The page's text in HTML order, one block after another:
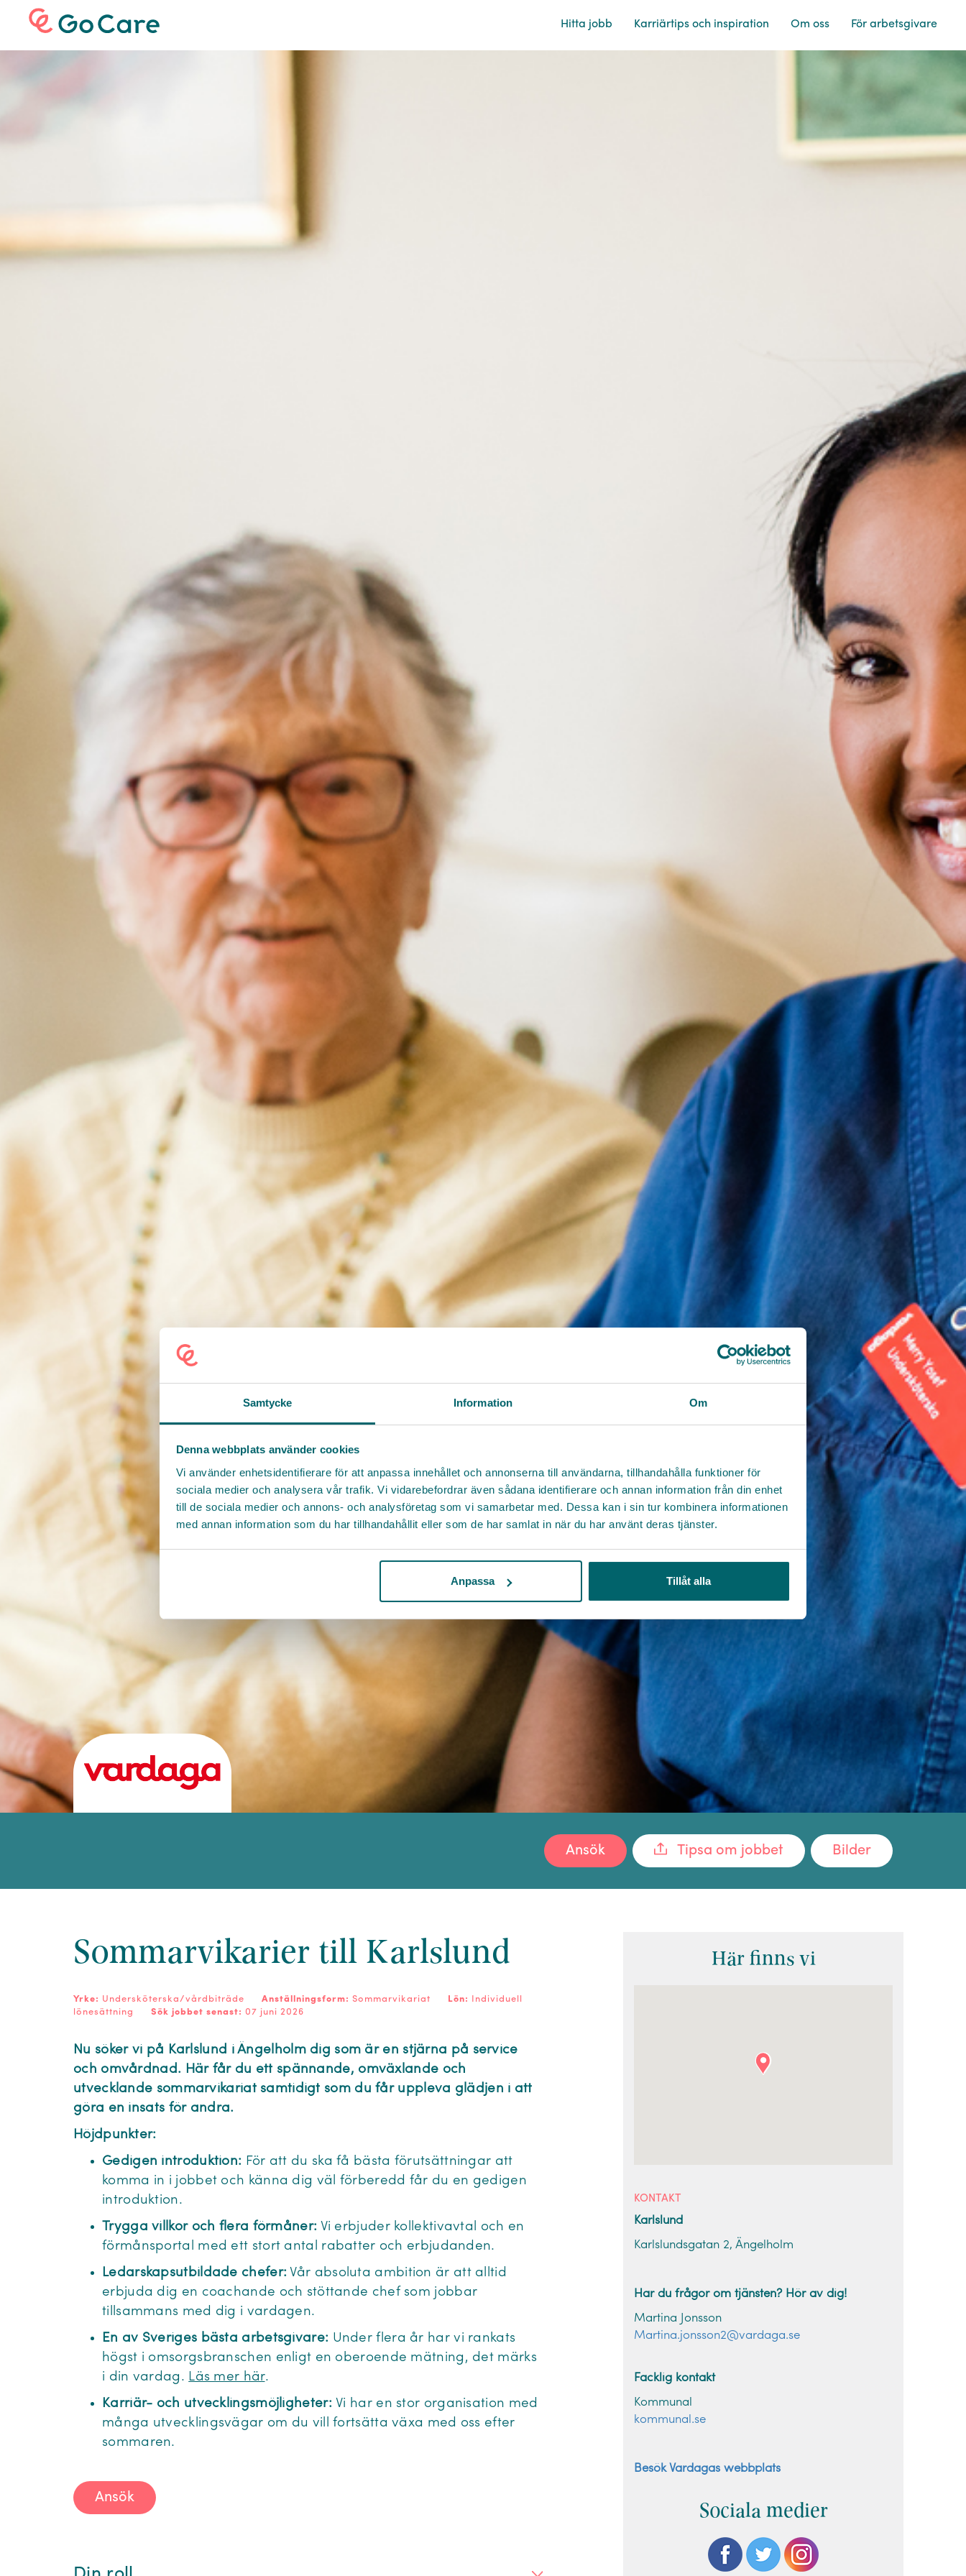
Samtycke Information Om
Denna webbplats använder cookies
Vi använder enhetsidentifierare för att anpassa innehållet och annonserna till användarna, tillhandahålla funktioner för
sociala medier och analysera vår trafik. Vi vidarebefordrar även sådana identifierare och annan information från din enhet
till de sociala medier och annons- och analysföretag som vi samarbetar med. Dessa kan i sin tur kombinera informationen
med annan information som du har tillhandahållit eller som de har samlat in när du har använt deras tjänster.
Anpassa Tillåt alla
Hitta jobb Karriärtips och inspiration Om oss För arbetsgivare
Bilder
Tipsa om jobbet
Ansök
Sommarvikarier till Karlslund
Yrke: Undersköterska/vårdbiträde Anställningsform: Sommarvikariat Lön:
Individuell
lönesättning
Sök jobbet senast: 07 juni 2026
Nu söker vi på Karlslund i Ängelholm dig som är en stjärna på service
och omvårdnad. Här får du ett spännande, omväxlande och
utvecklande sommarvikariat samtidigt som du får uppleva glädjen i att
göra en insats för andra.
Höjdpunkter:
Gedigen introduktion: För att du ska få bästa förutsättningar att
komma in i jobbet och känna dig väl förberedd får du en gedigen
introduktion.
Trygga villkor och flera förmåner: Vi erbjuder kollektivavtal och en
förmånsportal med ett stort antal rabatter och erbjudanden.
Ledarskapsutbildade chefer: Vår absoluta ambition är att alltid
erbjuda dig en coachande och stöttande chef som jobbar
tillsammans med dig i vardagen.
En av Sveriges bästa arbetsgivare: Under flera år har vi rankats
högst i omsorgsbranschen enligt en oberoende mätning, det märks
i din vardag. Läs mer här.
Karriär- och utvecklingsmöjligheter: Vi har en stor organisation med
många utvecklingsvägar om du vill fortsätta växa med oss efter
sommaren.
Ansök
Här finns vi
KONTAKT
Karlslund
Karlslundsgatan 2, Ängelholm
Har du frågor om tjänsten? Hör av dig!
Martina Jonsson
Martina.jonsson2@vardaga.se
Facklig kontakt
Kommunal
kommunal.se
Besök Vardagas webbplats
Sociala medier